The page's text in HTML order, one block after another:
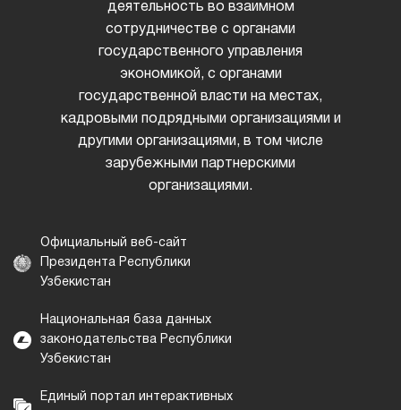
деятельность во взаимном
сотрудничестве с органами
государственного управления
экономикой, с органами
государственной власти на местах,
кадровыми подрядными организациями и
другими организациями, в том числе
зарубежными партнерскими
организациями.
Официальный веб-сайт
Президента Республики
Узбекистан
Национальная база данных
законодательства Республики
Узбекистан
Единый портал интерактивных